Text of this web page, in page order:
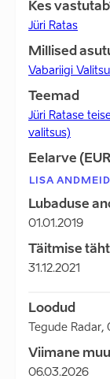
Kes
Jüri Ratas
Millised
Vabariigi
Teemad
Jüri Ratase
valitsus)
Eelarve
LISA ANDMEID
Lubaduse
01.01.2019
Täitmise
31.12.2021
Loodud
Tegude Radar,
Viimane
06.03.2026